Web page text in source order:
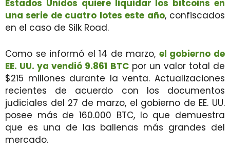
Estados Unidos quiere liquidar los bitcoins en
una serie de cuatro lotes este año, confiscados
en el caso de Silk Road.
Como se informó el 14 de marzo, el gobierno de
EE. UU. ya vendió 9.861 BTCpor un valor total de
$215 millones durante la venta. Actualizaciones
recientes de acuerdo con los documentos
judiciales del 27 de marzo, el gobierno de EE. UU.
posee más de 160.000 BTC, lo que demuestra
que es una de las ballenas más grandes del
mercado.